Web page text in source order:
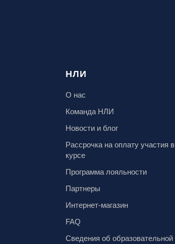
НЛИ
О нас
Команда НЛИ
Новости и блог
Рассрочка на оплату участия в
курсе
Программа лояльности
Партнеры
Интернет-магазин
FAQ
Сведения об образовательной